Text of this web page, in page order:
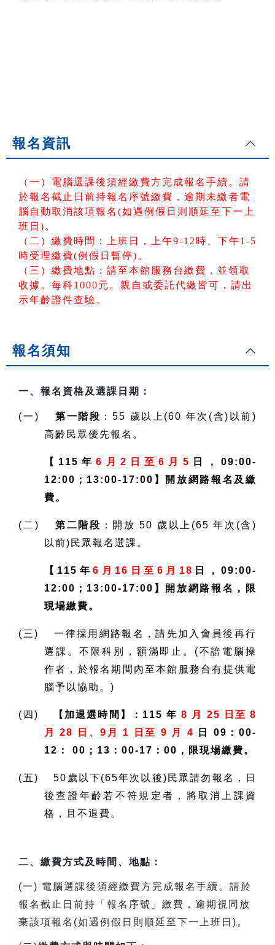
報名資訊
（一）電腦選課後須經繳費方完成報名手續。請
於報名截止日前持報名序號繳費，逾期未繳者電
腦自動取消該項報名(如遇例假日則順延至下一上
班日)。
（二）繳費時間：上班日，上午9-12時、下午1-5
時受理繳費(例假日暫停)。
（三）繳費地點：請至本館服務台繳費，並領取
收據。每科1000元。親自或委託代繳皆可，請出
示年齡證件查驗。
報名須知
一、報名資格及選課日期：
(一) 第一階段 ：55 歲以上(60 年次(含)以前)
高齡民眾優先報名。
【115年6月2日至6月5 日，09:00-
12:00；13:00-17:00】開放網路報名及繳
費。
(二)第二階段 ：開放 50 歲以上(65 年次(含)
以前)民眾報名選課。
【115年6月16日至6月18 日，09:00-
12:00；13:00-17:00】開放網路報名，限
現場繳費。
(三) 一律採用網路報名，請先加入會員後再行
選課。不限科別，額滿即止。(不諳電腦操
作者，於報名期間內至本館服務台有提供電
腦予以協助。)
(四) 【加退選時間】：115 年 8 月 25 日至 8
月 28 日、9月 1 日至 9 月 4
日 09：00-
12： 00；13：00-17：00，限現場繳費。
(五) 50歲以下(65年次以後)民眾請勿報名，日
後查證年齡若不符規定者，將取消上課資
格，且不退費。
二、繳費方式及時間、地點：
(一) 電腦選課後須經繳費方完成報名手續。請於
報名截止日前持「報名序號」繳費，逾期視同放
棄該項報名(如遇例假日則順延至下一上班日)。